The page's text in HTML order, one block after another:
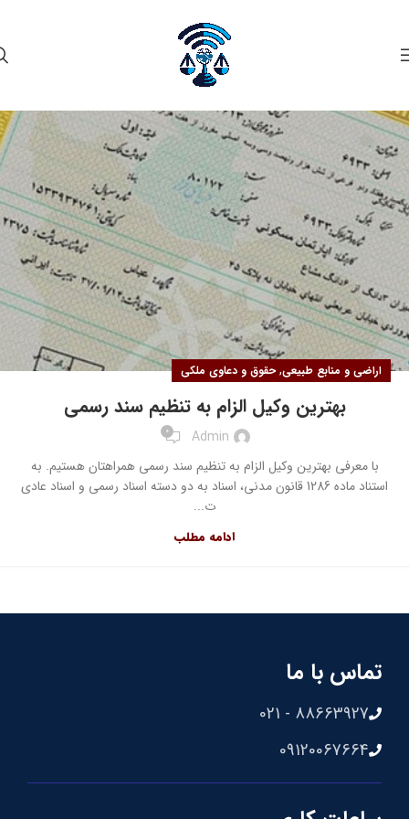
اراضی و منابع طبیعی,حقوق و دعاوی ملکی
بهترین وکیل الزام به تنظیم سند رسمی
Admin
0
با معرفی بهترین وکیل الزام به تنظیم سند رسمی همراهتان هستیم. به
استناد ماده 1286 قانون مدنی، اسناد به دو دسته اسناد رسمی و اسناد عادی
ت...
ادامه مطلب
تماس با ما
88663927 - 021
09120067664